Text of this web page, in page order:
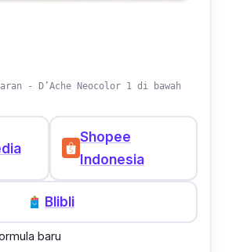
- D’Ache Neocolor 1 di bawah
Shopee
Indonesia
Blibli
baru